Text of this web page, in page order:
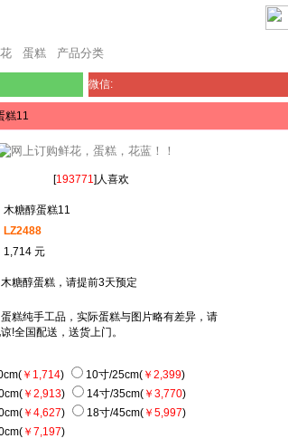
蛋糕 产品分类
微信:
糕11
[193771]人喜欢
： 木糖醇蛋糕11
LZ2488
1,714 元
糖醇蛋糕，请提前3天预定
糕纯手工品，实际蛋糕与图片略有差异，请
!全国配送，送货上门。
￥1,714) 10寸/25cm( ￥2,399)
￥2,913) 14寸/35cm( ￥3,770)
￥4,627) 18寸/45cm( ￥5,997)
￥7,197)